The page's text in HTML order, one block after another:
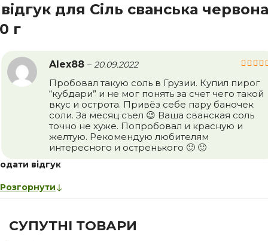
СУПУТНІ ТОВАРИ
відгук для Сіль сванська
г
Alex88 – 20.09.2022
Пробовал такую соль в Грузии. Купил пирог
“кубдари” и не мог понять за счет чего такой
вкус и острота. Привёз себе пару баночек
соли. За месяц съел 😉 Ваша сванская соль
точно не хуже. Попробовал и красную и
желтую. Рекомендую любителям
интересного и остренького 🙂 🙂
відгук
Розгорнути